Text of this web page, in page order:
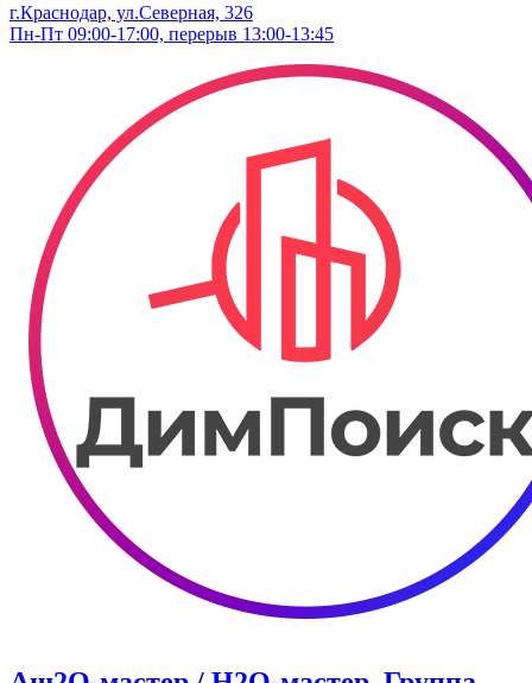
г.Краснодар, ул.Северная, 326
Пн-Пт 09:00-17:00, перерыв 13:00-13:45